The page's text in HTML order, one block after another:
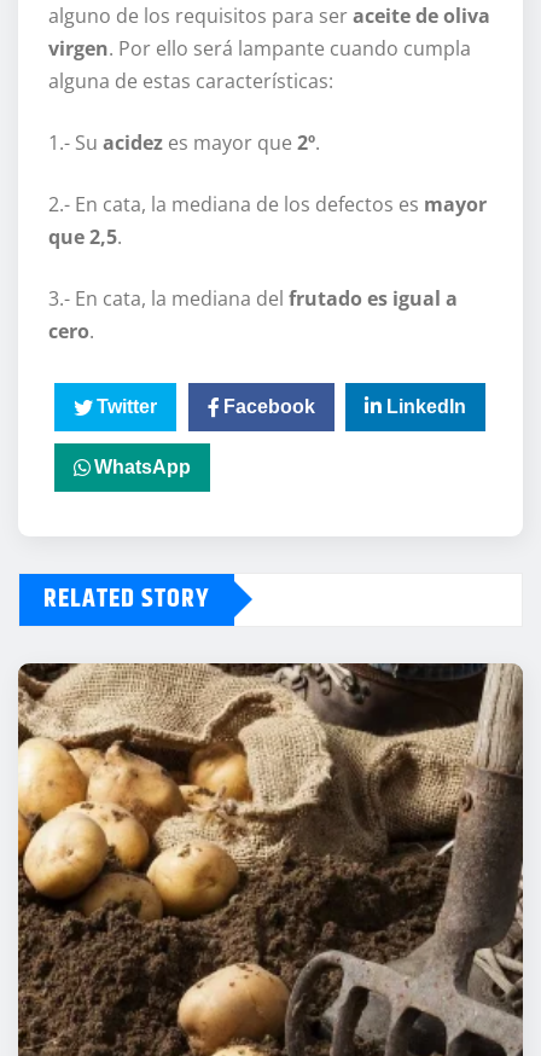
alguno de los requisitos para seraceite de oliva
virgen. Por ello será lampante cuando cumpla
alguna de estas características:
1.- Su acidez es mayor que 2º.
2.- En cata, la mediana de los defectos es mayor
que 2,5.
3.- En cata, la mediana del frutado es igual a
cero.
Twitter Facebook LinkedIn
WhatsApp
RELATED STORY